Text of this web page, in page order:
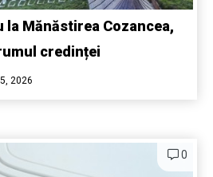
la Mănăstirea Cozancea,
credinței
2026
0